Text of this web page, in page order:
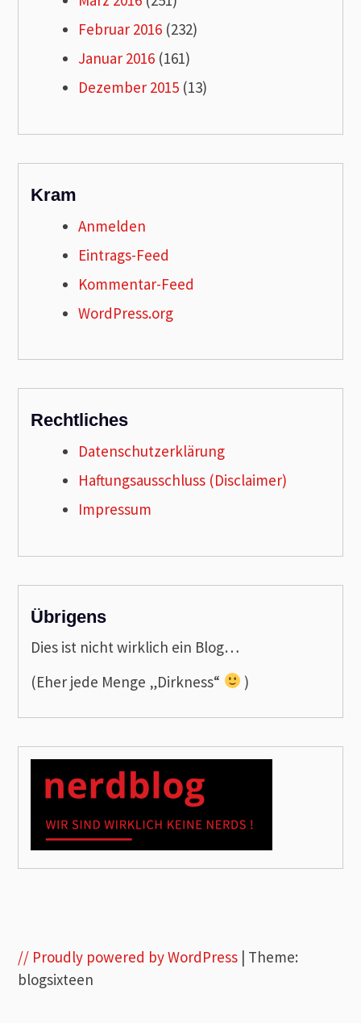
Februar 2016 (232)
Januar 2016 (161)
Dezember 2015 (13)
Kram
Anmelden
Eintrags-Feed
Kommentar-Feed
WordPress.org
Rechtliches
Datenschutzerklärung
Haftungsausschluss (Disclaimer)
Impressum
Übrigens
Dies ist nicht wirklich ein Blog…
(Eher jede Menge „Dirkness“
)
// Proudly powered by WordPress | Theme:
blogsixteen